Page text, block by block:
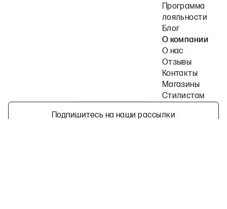
Программа
лояльности
Блог
О компании
О нас
Отзывы
Контакты
Магазины
Стилистам
Подпишитесь на наши рассылки